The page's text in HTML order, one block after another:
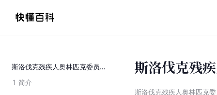
斯洛伐克残疾人奥林匹克委员会
1 简介
斯洛伐克残
斯洛伐克残疾人奥林匹克